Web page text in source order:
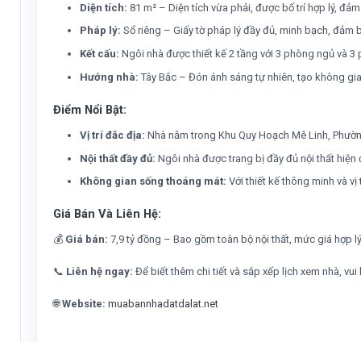
Diện tích: 81 m² – Diện tích vừa phải, được bố trí hợp lý,
Pháp lý: Sổ riêng – Giấy tờ pháp lý đầy đủ, minh bạch,
Kết cấu: Ngôi nhà được thiết kế 2 tầng với 3 phòng ngủ và
Hướng nhà: Tây Bắc – Đón ánh sáng tự nhiên, tạo không
Điểm Nổi Bật:
Vị trí đắc địa: Nhà nằm trong Khu Quy Hoạch Mê Linh,
Nội thất đầy đủ: Ngôi nhà được trang bị đầy đủ nội thất
Không gian sống thoáng mát: Với thiết kế thông minh và
Giá Bán Và Liên Hệ:
💰 Giá bán: 7,9 tỷ đồng – Bao gồm toàn bộ nội thất, mức giá hợp
📞 Liên hệ ngay: Để biết thêm chi tiết và sắp xếp lịch xem nhà,
🌐Website: muabannhadatdalat.net